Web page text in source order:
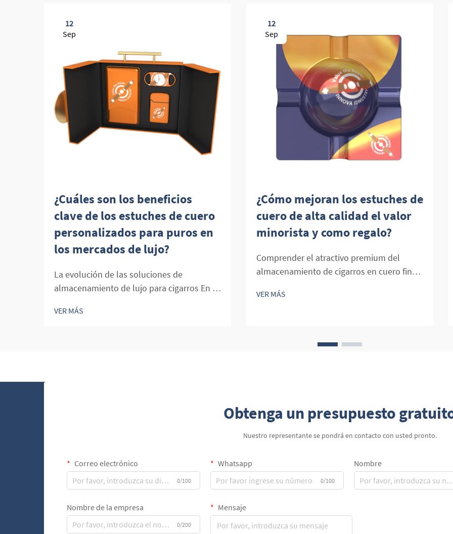
12
Sep
¿Cuáles son los beneficios
clave de los estuches de cuero
personalizados para puros en
los mercados de lujo?
La evolución de las soluciones de
almacenamiento de lujo para cigarros En el
almacenamiento y la presentación se han
VER MÁS
12
Sep
¿Cómo mejoran los estuches de
cuero de alta calidad el valor
minorista y como regalo?
Comprender el atractivo premium del
almacenamiento de cigarros en cuero fino
intrínsecamente vinculado al lujo, la
experiencia refinada se encuentran los
VER MÁS
Obtenga un presupuesto
Nuestro representante se pondrá en contacto con usted pronto.
Correo electrónico
0/100
Whatsapp
0/100
Nombre
Nombre de la empresa
0/200
Mensaje